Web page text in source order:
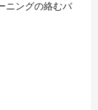
ニングの絡むバ